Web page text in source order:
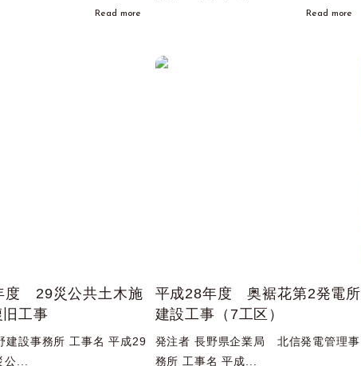
Read more Read more
度 29災公共土木施
工事
建設事務所 工事名 平成29
...
平成28年度 奥裾花第2発電所
建設工事（7工区）
発注者 長野県企業局 北信発電管理事
務所 工事名 平成...